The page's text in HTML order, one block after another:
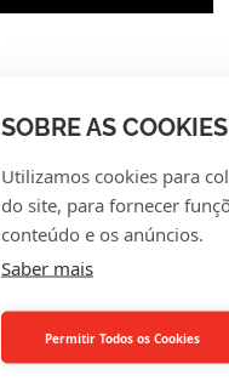
SOBRE AS
Utilizamos cookies para
do site, para fornecer
conteúdo e os anúncios.
Saber mais
Permitir Todos os Cookies